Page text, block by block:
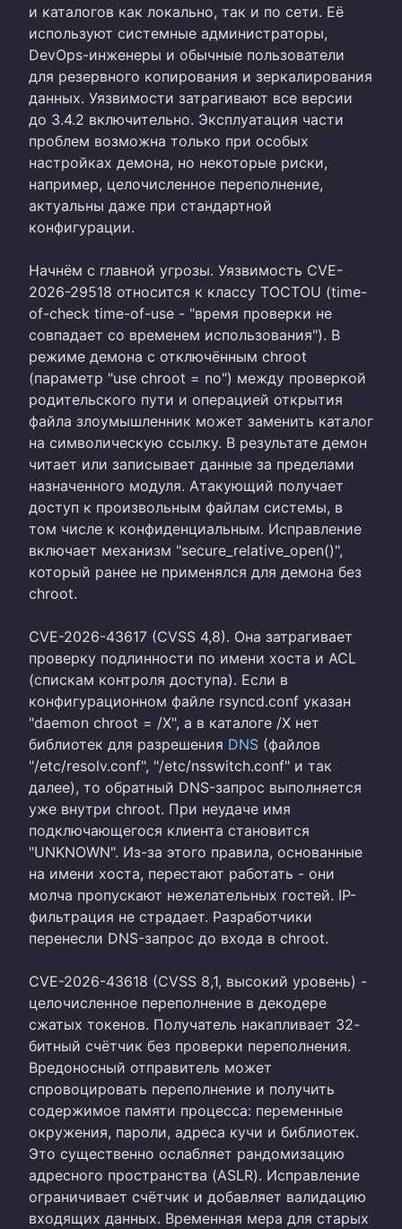
и каталогов как локально, так и по сети. Её
используют системные администраторы,
DevOps-инженеры и обычные пользователи
для резервного копирования и зеркалирования
данных. Уязвимости затрагивают все версии
до 3.4.2 включительно. Эксплуатация части
проблем возможна только при особых
настройках демона, но некоторые риски,
например, целочисленное переполнение,
актуальны даже при стандартной
конфигурации.
Начнём с главной угрозы. Уязвимость CVE-
2026-29518 относится к классу TOCTOU (time-
of-check time-of-use - "время проверки не
совпадает со временем использования"). В
режиме демона с отключённым chroot
(параметр "use chroot = no") между проверкой
родительского пути и операцией открытия
файла злоумышленник может заменить каталог
на символическую ссылку. В результате демон
читает или записывает данные за пределами
назначенного модуля. Атакующий получает
доступ к произвольным файлам системы, в
том числе к конфиденциальным. Исправление
включает механизм "secure_relative_open()",
который ранее не применялся для демона без
chroot.
CVE-2026-43617 (CVSS 4,8). Она затрагивает
проверку подлинности по имени хоста и ACL
(спискам контроля доступа). Если в
конфигурационном файле rsyncd.conf указан
"daemon chroot = /X", а в каталоге /X нет
библиотек для разрешения DNS (файлов
"/etc/resolv.conf", "/etc/nsswitch.conf" и так
далее), то обратный DNS-запрос выполняется
уже внутри chroot. При неудаче имя
подключающегося клиента становится
"UNKNOWN". Из-за этого правила, основанные
на имени хоста, перестают работать - они
молча пропускают нежелательных гостей. IP-
фильтрация не страдает. Разработчики
перенесли DNS-запрос до входа в chroot.
CVE-2026-43618 (CVSS 8,1, высокий уровень) -
целочисленное переполнение в декодере
сжатых токенов. Получатель накапливает 32-
битный счётчик без проверки переполнения.
Вредоносный отправитель может
спровоцировать переполнение и получить
содержимое памяти процесса: переменные
окружения, пароли, адреса кучи и библиотек.
Это существенно ослабляет рандомизацию
адресного пространства (ASLR). Исправление
ограничивает счётчик и добавляет валидацию
входящих данных. Временная мера для старых